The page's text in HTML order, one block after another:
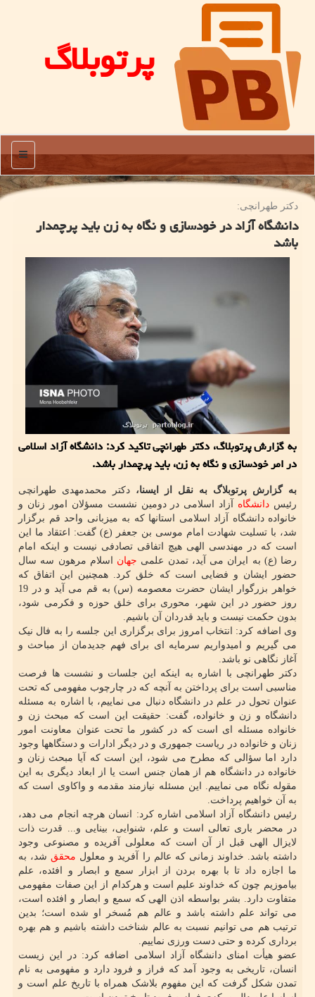
پرتوبلاگ
منو
دكتر طهرانچی:
دانشگاه آزاد در خودسازی و نگاه به زن باید پرچمدار
باشد
به گزارش پرتوبلاگ، دکتر طهرانچی تاکید کرد: دانشگاه آزاد اسلامی
در امر خودسازی و نگاه به زن، باید پرچمدار باشد.
به گزارش پرتوبلاگ به نقل از ایسنا، دکتر محمدمهدی طهرانچی
رئیس دانشگاه آزاد اسلامی در دومین نشست مسؤلان امور زنان و
خانواده دانشگاه آزاد اسلامی استانها که به میزبانی واحد قم برگزار
شد، با تسلیت شهادت امام موسی بن جعفر (ع) گفت: اعتقاد ما این
است که در مهندسی الهی هیچ اتفاقی تصادفی نیست و اینکه امام
رضا (ع) به ایران می آید، تمدن علمی جهان اسلام مرهون سه سال
حضور ایشان و فضایی است که خلق کرد. همچنین این اتفاق که
خواهر بزرگوار ایشان حضرت معصومه (س) به قم می آید و در 19
روز حضور در این شهر، محوری برای خلق حوزه و فکرمی شود،
بدون حکمت نیست و باید قدردان آن باشیم.
وی اضافه کرد: انتخاب امروز برای برگزاری این جلسه را به فال نیک
می گیریم و امیدواریم سرمایه ای برای فهم جدیدمان از مباحث و
آغاز نگاهی نو باشد.
دکتر طهرانچی با اشاره به اینکه این جلسات و نشست ها فرصت
مناسبی است برای پرداختن به آنچه که در چارچوب مفهومی که تحت
عنوان تحول در علم در دانشگاه دنبال می نماییم، با اشاره به مسئله
دانشگاه و زن و خانواده، گفت: حقیقت این است که مبحث زن و
خانواده مسئله ای است که در کشور ما تحت عنوان معاونت امور
زنان و خانواده در ریاست جمهوری و در دیگر ادارات و دستگاهها وجود
دارد اما سؤالی که مطرح می شود، این است که آیا مبحث زنان و
خانواده در دانشگاه هم از همان جنس است یا از ابعاد دیگری به این
مقوله نگاه می نماییم. این مسئله نیازمند مقدمه و واکاوی است که
به آن خواهیم پرداخت.
رئیس دانشگاه آزاد اسلامی اشاره کرد: انسان هرچه انجام می دهد،
در محضر باری تعالی است و علم، شنوایی، بینایی و... قدرت ذات
لایزال الهی قبل از آن است که معلولی آفریده و مصنوعی وجود
داشته باشد. خداوند زمانی که عالم را آفرید و معلول محقق شد، به
ما اجازه داد تا با بهره بردن از ابزار سمع و ابصار و افئده، علم
بیاموزیم چون که خداوند علیم است و هرکدام از این صفات مفهومی
متفاوت دارد. بشر بواسطه اذن الهی که سمع و ابصار و افئده است،
می تواند علم داشته باشد و عالم هم مُسخر او شده است؛ بدین
ترتیب هم می توانیم نسبت به عالم شناخت داشته باشیم و هم بهره
برداری کرده و حتی دست ورزی نماییم.
عضو هیأت امنای دانشگاه آزاد اسلامی اضافه کرد: در این زیست
انسان، تاریخی به وجود آمد که فراز و فرود دارد و مفهومی به نام
تمدن شکل گرفت که این مفهوم بلاشک همراه با تاریخ علم است و